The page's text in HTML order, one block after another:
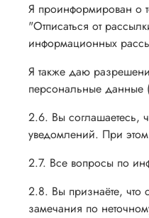
Я проинформирован о
"Отписаться от
информационных
Я также даю
персональные данные
2.6. Вы соглашаетесь,
уведомлений. При
2.7. Все вопросы по
2.8. Вы признаёте, что
замечания по